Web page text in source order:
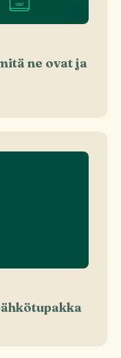
ne ovat ja